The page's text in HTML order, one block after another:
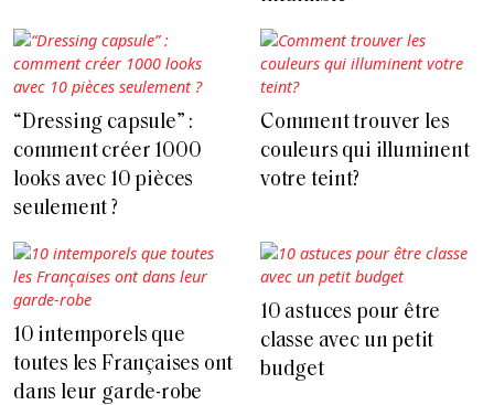
“Dressing capsule” :
comment créer 1000
looks avec 10 pièces
seulement ?
Comment trouver les
couleurs qui illuminent
votre teint?
10 intemporels que
toutes les Françaises ont
dans leur garde-robe
10 astuces pour être
classe avec un petit
budget